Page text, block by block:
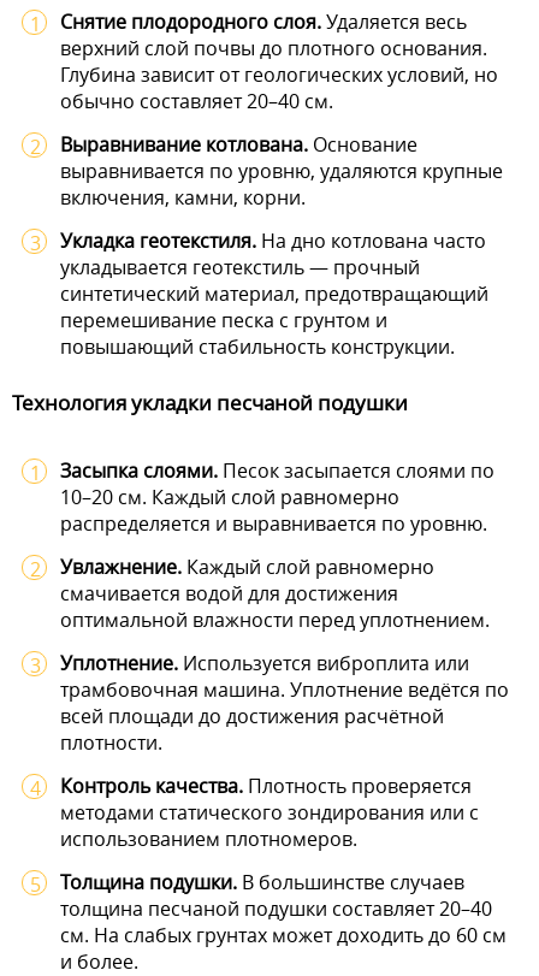
Снятие плодородного слоя.Удаляется весь
верхний слой почвы до плотного основания.
Глубина зависит от геологических условий, но
обычно составляет 20–40 см.
Выравнивание котлована. Основание
выравнивается по уровню, удаляются крупные
включения, камни, корни.
Укладка геотекстиля. На дно котлована часто
укладывается геотекстиль — прочный
синтетический материал, предотвращающий
перемешивание песка с грунтом и
повышающий стабильность конструкции.
Технология укладки песчаной подушки
Засыпка слоями. Песок засыпается слоями по
10–20 см. Каждый слой равномерно
распределяется и выравнивается по уровню.
Увлажнение. Каждый слой равномерно
смачивается водой для достижения
оптимальной влажности перед уплотнением.
Уплотнение. Используется виброплита или
трамбовочная машина. Уплотнение ведётся по
всей площади до достижения расчётной
плотности.
Контроль качества. Плотность проверяется
методами статического зондирования или с
использованием плотномеров.
Толщина подушки. В большинстве случаев
толщина песчаной подушки составляет 20–40
см. На слабых грунтах может доходить до 60 см
и более.